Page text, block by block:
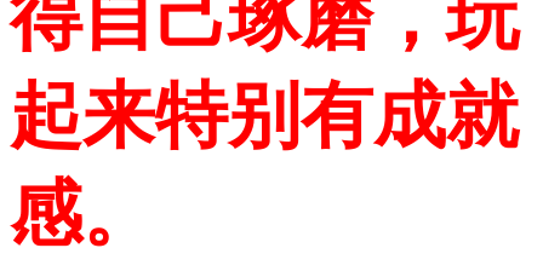
得自己琢磨，玩
起来特别有成就
感。